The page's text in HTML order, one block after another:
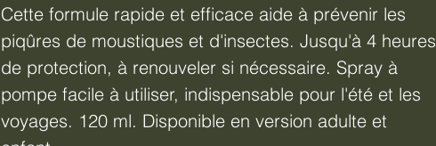
Cette formule rapide et efficace aide à prévenir les
piqûres de moustiques et d'insectes. Jusqu'à 4 heures
de protection, à renouveler si nécessaire. Spray à
pompe facile à utiliser, indispensable pour l'été et les
voyages. 120 ml. Disponible en version adulte et